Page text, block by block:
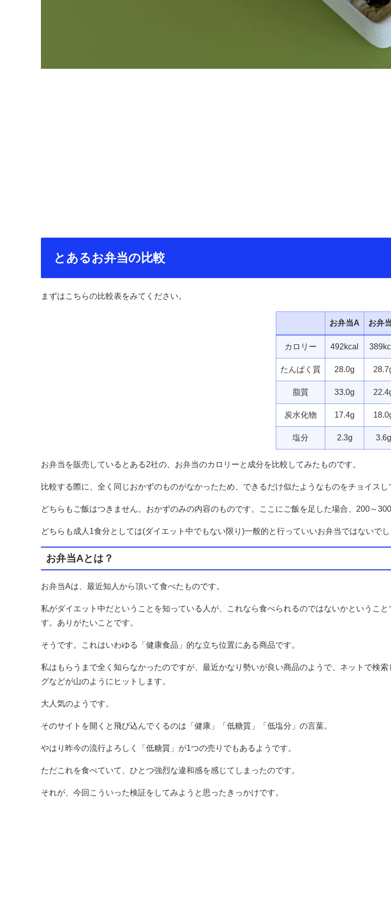
とあるお弁当の比較
まずはこちらの比較表をみてください。
お弁当A お弁
カロリー 492kcal
たんぱく質 28.0g
脂質 33.0g
炭水化物 17.4g
塩分 2.3g 3.6g
お弁当を販売しているとある2社の、お弁当のカロリーと成分を比較してみたものです。
比較する際に、全く同じおかずのものがなかったため、できるだけ似たようなものをチョイス
どちらもご飯はつきません。おかずのみの内容のものです。ここにご飯を足した場合、200～
どちらも成人1食分としては(ダイエット中でもない限り)一般的と行っていいお弁当ではないでし
お弁当Aとは？
お弁当Aは、最近知人から頂いて食べたものです。
私がダイエット中だということを知っている人が、これなら食べられるのではないかというこ
す。ありがたいことです。
そうです。これはいわゆる「健康食品」的な立ち位置にある商品です。
私はもらうまで全く知らなかったのですが、最近かなり勢いが良い商品のようで、ネットで検
グなどが山のようにヒットします。
大人気のようです。
そのサイトを開くと飛び込んでくるのは「健康」「低糖質」「低塩分」の言葉。
やはり昨今の流行よろしく「低糖質」が1つの売りでもあるようです。
ただこれを食べていて、ひとつ強烈な違和感を感じてしまったのです。
それが、今回こういった検証をしてみようと思ったきっかけです。